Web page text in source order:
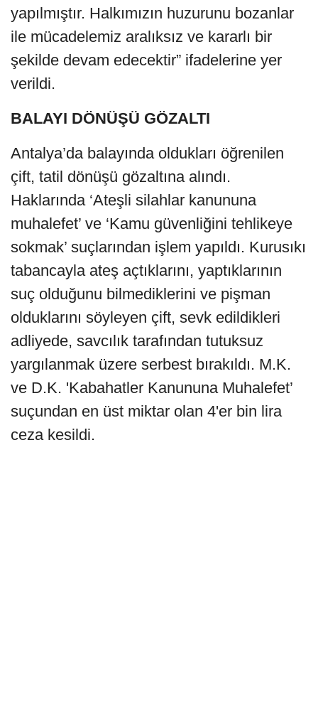
yapılmıştır. Halkımızın huzurunu bozanlar
ile mücadelemiz aralıksız ve kararlı bir
şekilde devam edecektir” ifadelerine yer
verildi.
BALAYI DÖNÜŞÜ GÖZALTI
Antalya’da balayında oldukları öğrenilen
çift, tatil dönüşü gözaltına alındı.
Haklarında ‘Ateşli silahlar kanununa
muhalefet’ ve ‘Kamu güvenliğini tehlikeye
sokmak’ suçlarından işlem yapıldı. Kurusıkı
tabancayla ateş açtıklarını, yaptıklarının
suç olduğunu bilmediklerini ve pişman
olduklarını söyleyen çift, sevk edildikleri
adliyede, savcılık tarafından tutuksuz
yargılanmak üzere serbest bırakıldı. M.K.
ve D.K. 'Kabahatler Kanununa Muhalefet’
suçundan en üst miktar olan 4'er bin lira
ceza kesildi.